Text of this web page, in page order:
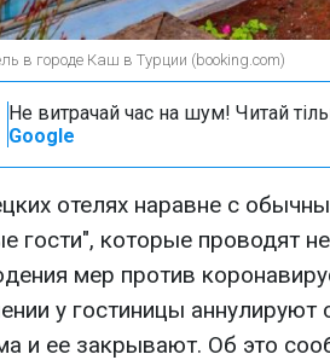
в городе Каш в Турции (booking.com)
Не витрачай час на шум! Читай
Google
отелях наравне с
гости", которые проводят
мер против
у гостиницы аннулируют
и ее закрывают. Об это